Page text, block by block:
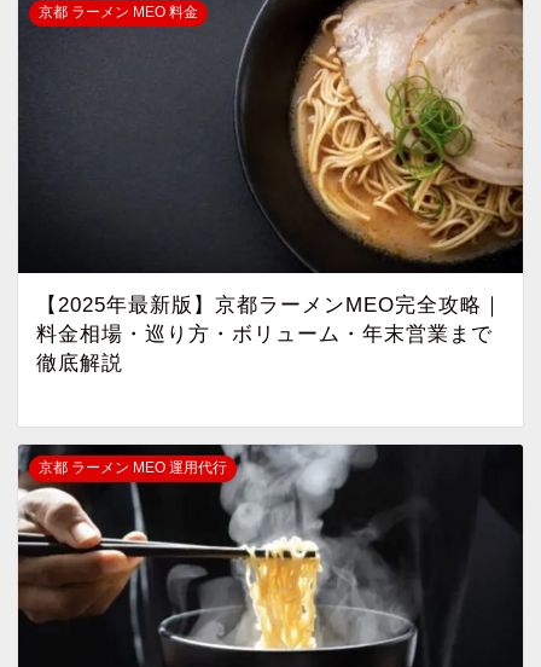
京都 ラーメン MEO 料金
【2025年最新版】京都ラーメンMEO完全攻略｜
料金相場・巡り方・ボリューム・年末営業まで
徹底解説
京都 ラーメン MEO 運用代行